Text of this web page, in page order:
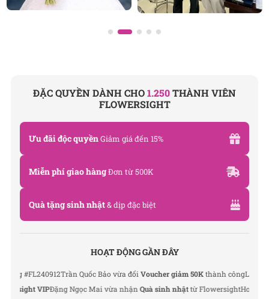
ĐẶC QUYỀN DÀNH CHO1.250THÀNH VIÊN
FLOWERSIGHT
Ưu đãi độc quyềnGiảm giá đến 15%
Miễn phí giao hàngĐơn từ 500K
Quà tặng sinh nhật& dịp đặc biệt
HOẠT ĐỘNG GẦN ĐÂY
Trần Quốc Bảo vừa đổiVoucher giảm 50Kthành côngLê Thu Hà
VIPĐặng Ngọc Mai vừa nhậnQuà sinh nhậttừ FlowersightHoàng Đức